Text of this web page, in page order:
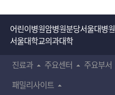
어린이병원암병원분당서울대병원
서울대학교의과대학
진료과
주요센터 주요부서
패밀리사이트